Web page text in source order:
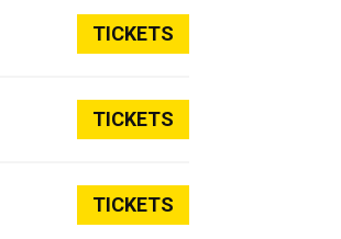
TICKETS
TICKETS
TICKETS